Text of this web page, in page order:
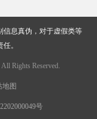
信息真伪，对于虚假类等
。
Rights Reserved.
地图
号